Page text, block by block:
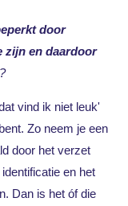
door
zijn en daardoor
?
vind ik niet leuk'
Zo neem je een
door het verzet
en het
Dan is het óf die